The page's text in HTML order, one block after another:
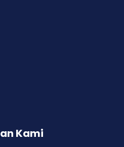
Kami